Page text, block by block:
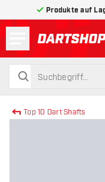
Produkte auf
suchen
suchen
Top 10 Dart Shafts